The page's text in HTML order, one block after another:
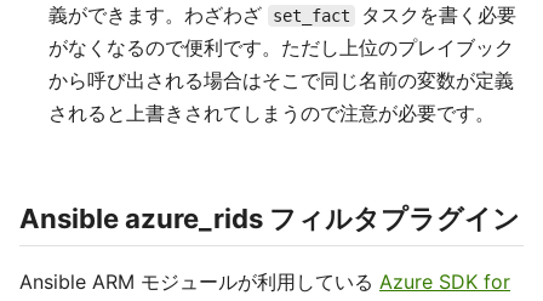
義ができます。わざわざ
set_fact
タスクを書く必要
がなくなるので便利です。ただし上位のプレイブック
から呼び出される場合はそこで同じ名前の変数が定義
されると上書きされてしまうので注意が必要です。
Ansible azure_rids フィルタプラグイン
Ansible ARM モジュールが利用している Azure SDK for